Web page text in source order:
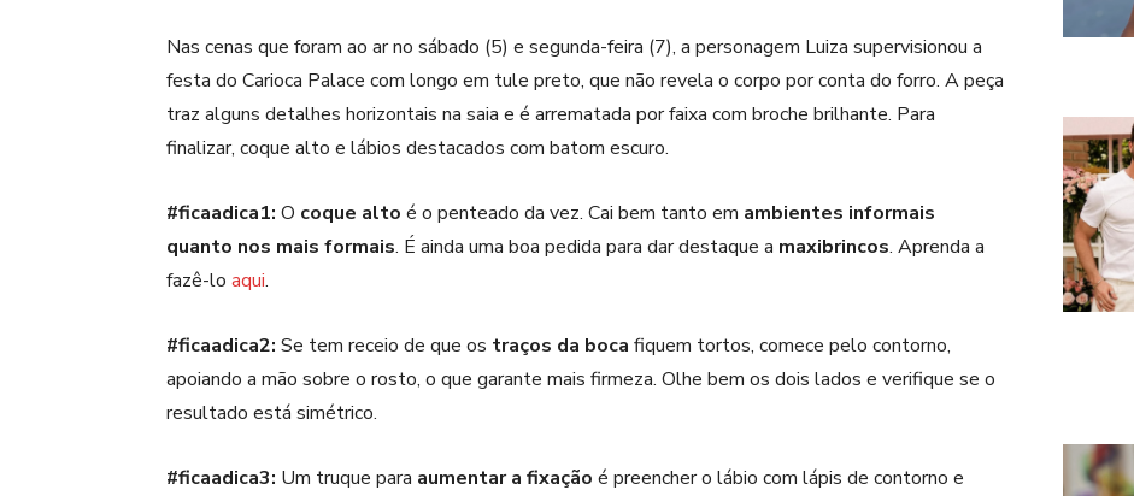
Nas cenas que foram ao ar no sábado (5) e segunda-feira (7), a personagem Luiza supervisionou a
festa do Carioca Palace com longo em tule preto, que não revela o corpo por conta do forro. A peça
traz alguns detalhes horizontais na saia e é arrematada por faixa com broche brilhante. Para
finalizar, coque alto e lábios destacados com batom escuro.
#ficaadica1: O coque alto é o penteado da vez. Cai bem tanto em ambientes informais
quanto nos mais formais. É ainda uma boa pedida para dar destaque a maxibrincos. Aprenda a
fazê-lo aqui.
#ficaadica2: Se tem receio de que os traços da boca fiquem tortos, comece pelo contorno,
apoiando a mão sobre o rosto, o que garante mais firmeza. Olhe bem os dois lados e verifique se o
resultado está simétrico.
#ficaadica3: Um truque para aumentar a fixação é preencher o lábio com lápis de contorno e